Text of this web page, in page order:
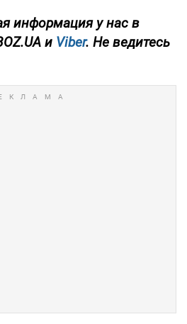
информация у нас в
и Viber. Не ведитесь